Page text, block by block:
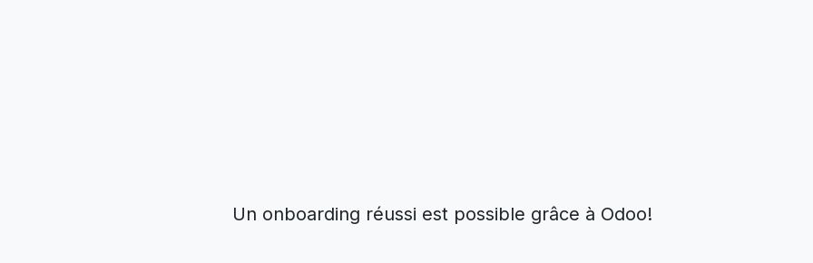
Un onboarding réussi est possible grâce à Odoo!